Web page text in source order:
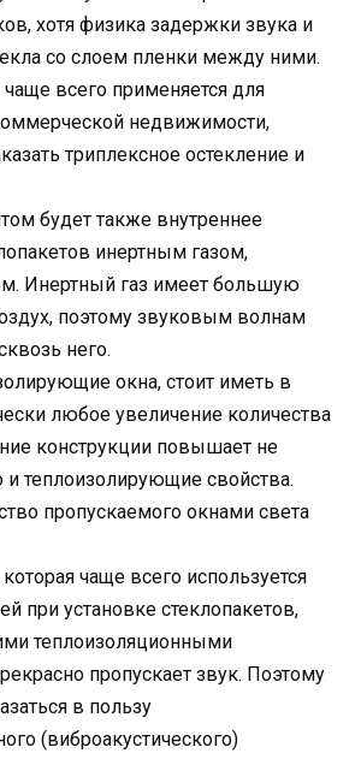
хотя физика задержки звука и
со слоем пленки между ними.
чаще всего применяется для
недвижимости,
триплексное остекление и
будет также внутреннее
инертным газом,
Инертный газ имеет большую
поэтому звуковым волнам
него.
окна, стоит иметь в
любое увеличение количества
конструкции повышает не
и теплоизолирующие свойства.
пропускаемого окнами света
чаще всего используется
при установке стеклопакетов,
теплоизоляционными
пропускает звук. Поэтому
в пользу
(виброакустического)